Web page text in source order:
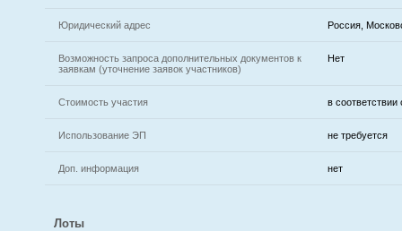
Юридический адрес Россия,
Возможность запроса дополнительных документов к
заявкам (уточнение заявок участников)
Нет
Стоимость участия в
Использование ЭП не требуется
Доп. информация нет
Лоты